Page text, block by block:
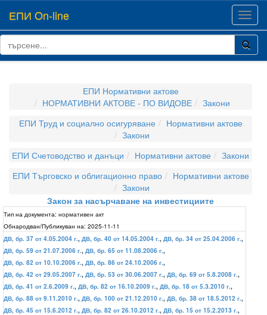
ЕПИ On-line
ЕПИ Нормативни актове
НОРМАТИВНИ АКТОВЕ - ПО ВИДОВЕ
Закони
ЕПИ Труд и социално осигуряване
Нормативни актове
Закони
ЕПИ Счетоводство и данъци
Нормативни актове
Закони
ЕПИ Търговско и облигационно право
Нормативни актове
Закони
Закон за насърчаване на инвестициите
Тип на документа: нормативен акт
Обнародван/Публикуван на: 2025-11-11
ДВ, бр. 37 от 4.05.2004 г., ДВ, бр. 40 от 14.05.2004 г., ДВ, бр. 34 от 25.04.2006 г.,
ДВ, бр. 59 от 21.07.2006 г., ДВ, бр. 65 от 11.08.2006 г.,
ДВ, бр. 82 от 10.10.2006 г., ДВ, бр. 86 от 24.10.2006 г.,
ДВ, бр. 42 от 29.05.2007 г., ДВ, бр. 53 от 30.06.2007 г., ДВ, бр. 69 от 5.8.2008 г.,
ДВ, бр. 41 от 2.6.2009 г., ДВ, бр. 82 от 16.10.2009 г., ДВ, бр. 18 от 5.3.2010 г.,
ДВ, бр. 88 от 9.11.2010 г., ДВ, бр. 100 от 21.12.2010 г., ДВ, бр. 38 от 18.5.2012 г.,
ДВ, бр. 45 от 15.6.2012 г., ДВ, бр. 82 от 26.10.2012 г., ДВ, бр. 15 от 15.2.2013 г.,